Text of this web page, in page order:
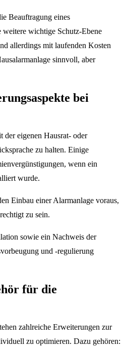
Beauftragung eines
weitere wichtige Schutz-Ebene
allerdings mit laufenden Kosten
sinnvoll, aber
bei
der eigenen Hausrat- oder
zu halten. Einige
wenn ein
wurde.
Einbau einer Alarmanlage voraus,
zu sein.
sowie ein Nachweis der
und -regulierung
für die
zahlreiche Erweiterungen zur
zu optimieren. Dazu gehören: